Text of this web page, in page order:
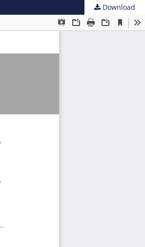
Download